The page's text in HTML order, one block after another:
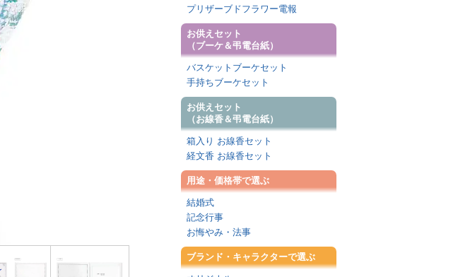
プリザーブドフラワー電報
お供えセット
（ブーケ＆弔電台紙）
バスケットブーケセット
手持ちブーケセット
お供えセット
（お線香＆弔電台紙）
箱入り お線香セット
経文香 お線香セット
用途・価格帯で選ぶ
結婚式
記念行事
お悔やみ・法事
ブランド・キャラクターで選ぶ